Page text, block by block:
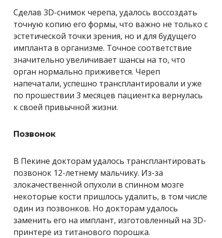
Сделав 3D-снимок черепа, удалось воссоздать
точную копию его формы, что важно не только с
эстетической точки зрения, но и для будущего
импланта в организме. Точное соответствие
значительно увеличивает шансы на то, что
орган нормально приживется. Череп
напечатали, успешно трансплантировали и уже
по прошествии 3 месяцев пациентка вернулась
к своей привычной жизни.
Позвонок
В Пекине докторам удалось трансплантировать
позвонок 12-летнему мальчику. Из-за
злокачественной опухоли в спинном мозге
некоторые кости пришлось удалить, в том числе
один из позвонков. Но докторам удалось
заменить его на имплант, изготовленный на 3D-
принтере из титанового порошка.